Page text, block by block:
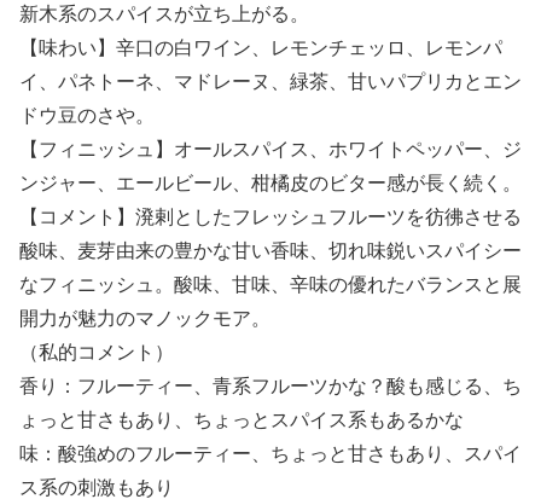
新木系のスパイスが立ち上がる。
【味わい】辛口の白ワイン、レモンチェッロ、レモンパ
イ、パネトーネ、マドレーヌ、緑茶、甘いパプリカとエン
ドウ豆のさや。
【フィニッシュ】オールスパイス、ホワイトペッパー、ジ
ンジャー、エールビール、柑橘皮のビター感が長く続く。
【コメント】溌剌としたフレッシュフルーツを彷彿させる
酸味、麦芽由来の豊かな甘い香味、切れ味鋭いスパイシー
なフィニッシュ。酸味、甘味、辛味の優れたバランスと展
開力が魅力のマノックモア。
（私的コメント）
香り：フルーティー、青系フルーツかな？酸も感じる、ち
ょっと甘さもあり、ちょっとスパイス系もあるかな
味：酸強めのフルーティー、ちょっと甘さもあり、スパイ
ス系の刺激もあり